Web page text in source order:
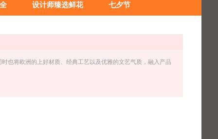
设计师臻选鲜花 七夕节
也将欧洲的上好材质、经典工艺以及优雅的文艺气质，融入产品